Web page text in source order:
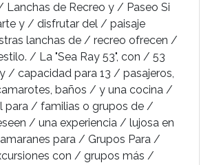
Lanchas de Recreo y / Paseo Si
y / disfrutar del / paisaje
lanchas de / recreo ofrecen /
/ La "Sea Ray 53", con / 53
/ capacidad para 13 / pasajeros,
baños / y una cocina /
para / familias o grupos de /
/ una experiencia / lujosa en
para / Grupos Para /
con / grupos más /